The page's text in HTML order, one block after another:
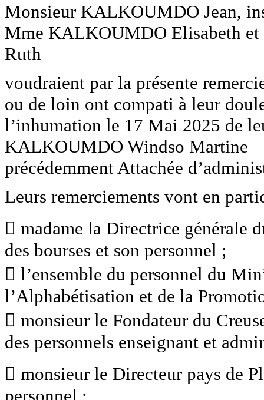
Monsieur KALKOUMDO Jean,
Mme KALKOUMDO Elisabeth et
Ruth
voudraient par la présente
ou de loin ont compati à leur
l’inhumation le 17 Mai 2025 de
KALKOUMDO Windso Martine
précédemment Attachée
Leurs remerciements vont en
 madame la Directrice générale
des bourses et son personnel ;
 l’ensemble du personnel du
l’Alphabétisation et de la
 monsieur le Fondateur du
des personnels enseignant et
 monsieur le Directeur pays de
personnel ;